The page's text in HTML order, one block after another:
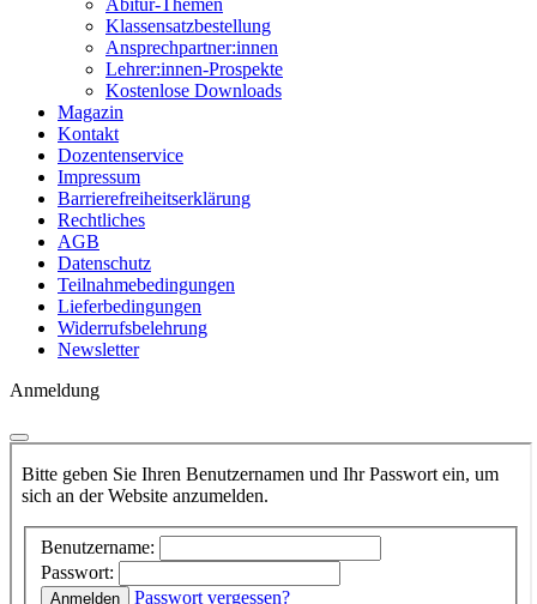
Klassensatzbestellung
Ansprechpartner:innen
Lehrer:innen-Prospekte
Kostenlose Downloads
Magazin
Kontakt
Dozentenservice
Impressum
Barrierefreiheitserklärung
Rechtliches
AGB
Datenschutz
Teilnahmebedingungen
Lieferbedingungen
Widerrufsbelehrung
Newsletter
Anmeldung